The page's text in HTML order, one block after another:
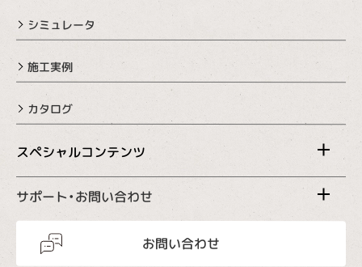
シミュレータ
施工実例
カタログ
スペシャルコンテンツ
サポート・お問い合わせ
お問い合わせ